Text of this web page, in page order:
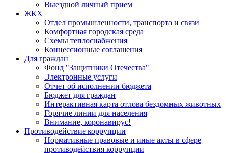
Выездной личный прием
ЖКХ
Отдел промышленности, транспорта и связи
Комфортная городская среда
Схемы теплоснабжения
Концессионные соглашения
Для граждан
Фонд "Защитники Отечества"
Электронные услуги
Отчет об исполнении бюджета
Бюджет для граждан
Интерактивная карта отлова бездомных животных
Горячие линии для населения
Внимание, коронавирус!
Противодействие коррупции
Нормативные правовые и иные акты в сфере
противодействия коррупции